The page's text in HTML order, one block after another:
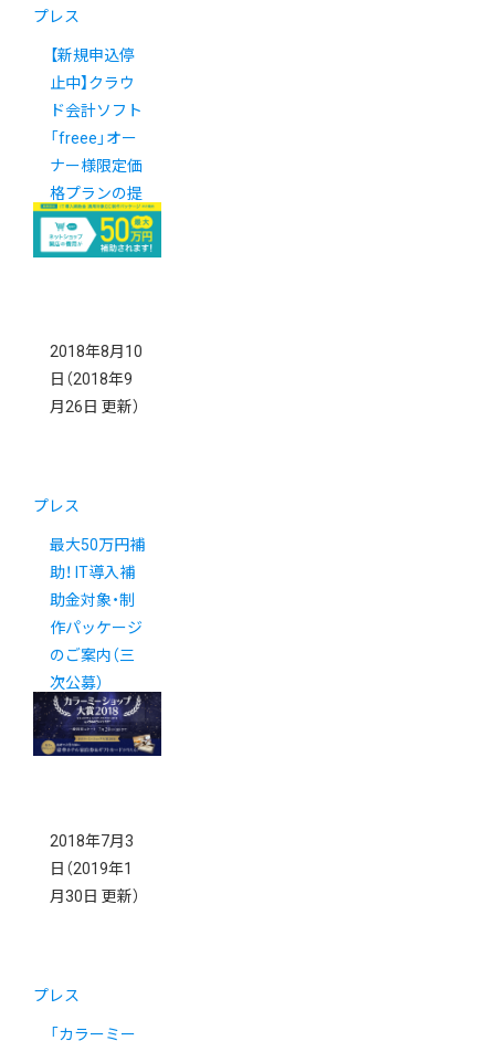
プレス
【新規申込停
止中】クラウ
ド会計ソフト
「freee」オー
ナー様限定価
格プランの提
供を開始しま
した
2018年8月10
日 （2018年9
月26日 更新）
プレス
最大50万円補
助！ IT導入補
助金対象・制
作パッケージ
のご案内（三
次公募）
2018年7月3
日 （2019年1
月30日 更新）
プレス
「カラーミー